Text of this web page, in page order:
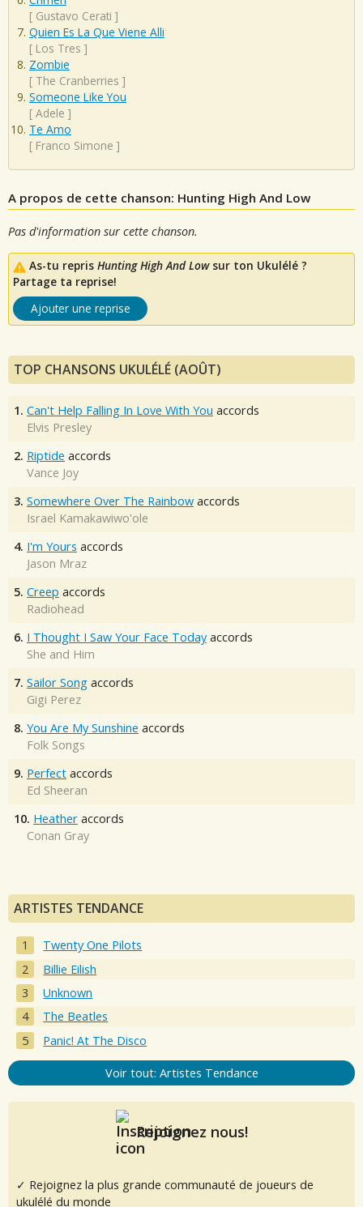
[ Gustavo Cerati ]
Quien Es La Que Viene Alli
[ Los Tres ]
Zombie
[ The Cranberries ]
Someone Like You
[ Adele ]
Te Amo
[ Franco Simone ]
A propos de cette chanson: Hunting High And Low
Pas d'information sur cette chanson.
As-tu repris Hunting High And Lowsur ton Ukulélé ?
Partage ta reprise!
Ajouter une reprise
TOP CHANSONS UKULÉLÉ (AOÛT)
1. Can't Help Falling In Love With You accords
Elvis Presley
2. Riptide accords
Vance Joy
3. Somewhere Over The Rainbow accords
Israel Kamakawiwo'ole
4. I'm Yours accords
Jason Mraz
5. Creep accords
Radiohead
6. I Thought I Saw Your Face Today accords
She and Him
7. Sailor Song accords
Gigi Perez
8. You Are My Sunshine accords
Folk Songs
9. Perfect accords
Ed Sheeran
10. Heather accords
Conan Gray
ARTISTES TENDANCE
Twenty One Pilots
Billie Eilish
Unknown
The Beatles
Panic! At The Disco
Voir tout: Artistes Tendance
Rejoignez nous!
✓ Rejoignez la plus grande communauté de joueurs de
ukulélé du monde